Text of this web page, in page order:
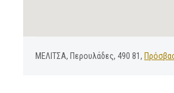
ΜΕΛΙΤΣΑ, Περουλάδες, 490 81,